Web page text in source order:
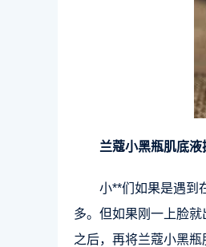
兰蔻小黑瓶肌底
小**们如果是遇到
多。但如果刚一上脸
之后，再将兰蔻小黑